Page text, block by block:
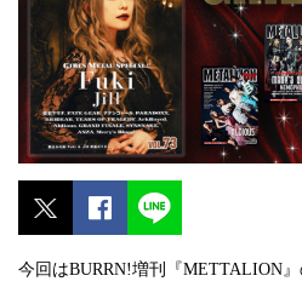
今回はBURRN!増刊『METTALION